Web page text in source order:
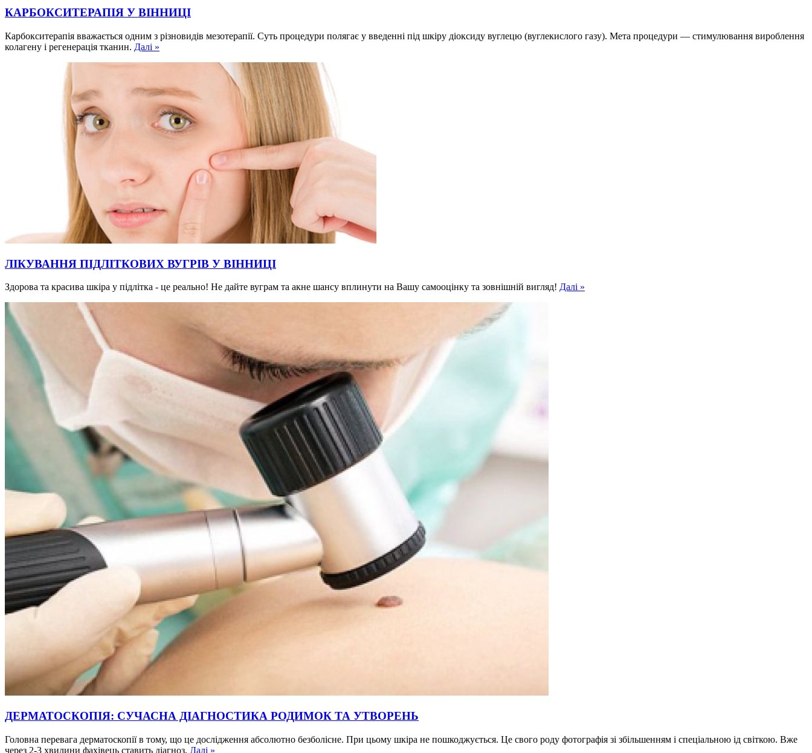
КАРБОКСИТЕРАПІЯ У ВІННИЦІ
Карбокситерапія вважається одним з різновидів мезотерапії. Суть процедури полягає у введенні під шкіру діоксиду вуглецю (вуглекислого газу). Мета процедури — стимулювання вироблення
колагену і регенерація тканин. Далі »
ЛІКУВАННЯ ПІДЛІТКОВИХ ВУГРІВ У ВІННИЦІ
Здорова та красива шкіра у підлітка - це реально! Не дайте вуграм та акне шансу вплинути на Вашу самооцінку та зовнішній вигляд! Далі »
ДЕРМАТОСКОПІЯ: СУЧАСНА ДІАГНОСТИКА РОДИМОК ТА УТВОРЕНЬ
Головна перевага дерматоскопії в тому, що це дослідження абсолютно безболісне. При цьому шкіра не пошкоджується. Це свого роду фотографія зі збільшенням і спеціальною ід світкою. Вже
через 2-3 хвилини фахівець ставить діагноз. Далі »